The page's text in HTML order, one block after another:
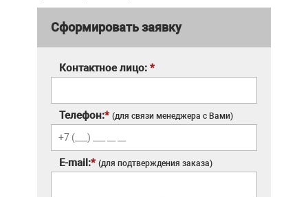
Сформировать заявку
Контактное лицо: *
Телефон:* (для связи менеджера с Вами)
E-mail:* (для подтверждения заказа)